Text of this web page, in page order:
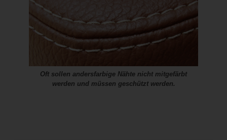
Oft sollen andersfarbige Nähte nicht mitgefärbt
werden und müssen geschützt werden.